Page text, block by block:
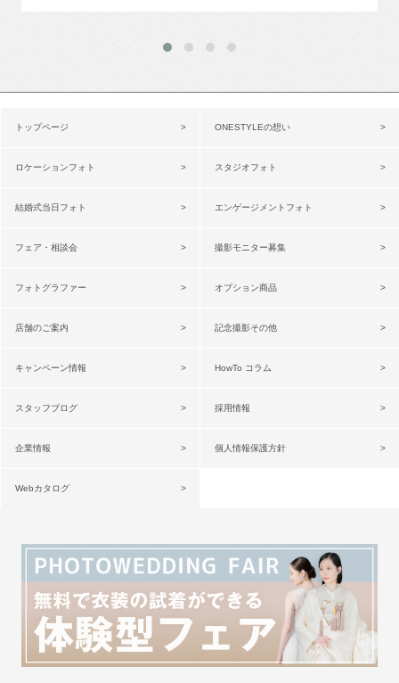
トップページ ONESTYLEの想い
ロケーションフォト スタジオフォト
結婚式当日フォト エンゲージメントフォト
フェア・相談会 撮影モニター募集
フォトグラファー オプション商品
店舗のご案内 記念撮影その他
キャンペーン情報 HowTo コラム
スタッフブログ 採用情報
企業情報 個人情報保護方針
Webカタログ